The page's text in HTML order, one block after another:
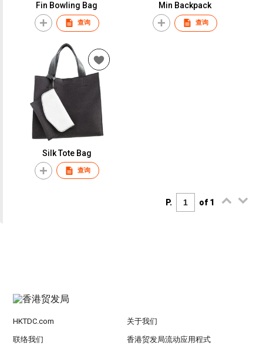
Fin Bowling Bag
查询
Min Backpack
查询
Silk Tote Bag
查询
P. of 1
HKTDC.com 关于我们
联络我们 香港贸发局流动应用程式